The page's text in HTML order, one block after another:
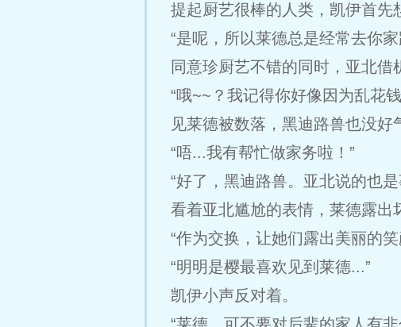
提起厨艺很棒的人类，凯伊首先
“是呢，所以莱德总是经常去你家
同意珍厨艺不错的同时，亚北借
“哦~~？我记得你好像因为乱花
见莱德被数落，黑迪路兽也没好
“唔...我有帮忙做家务啦！”
“好了，黑迪路兽。亚北说的也
看着亚北尴尬的表情，莱德露出
“作为交换，让她们露出美丽的
“明明是樱最喜欢见到莱德...”
凯伊小声反对着。